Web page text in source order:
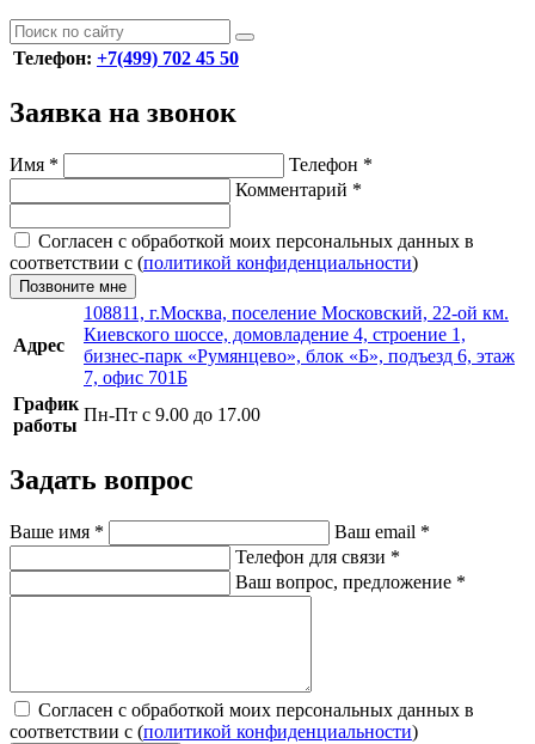
Телефон: +7(499) 702 45 50
Заявка на звонок
Имя * Телефон *
Комментарий *
Согласен с обработкой моих персональных данных в
соответствии с (политикой конфиденциальности)
Позвоните мне
Адрес
108811, г.Москва, поселение Московский, 22-ой км.
Киевского шоссе, домовладение 4, строение 1,
бизнес-парк «Румянцево», блок «Б», подъезд 6, этаж
7, офис 701Б
График
работы
Пн-Пт с 9.00 до 17.00
Задать вопрос
Ваше имя * Ваш email *
Телефон для связи *
Ваш вопрос, предложение *
Согласен с обработкой моих персональных данных в
соответствии с (политикой конфиденциальности)